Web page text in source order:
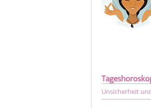
Unsicherheit